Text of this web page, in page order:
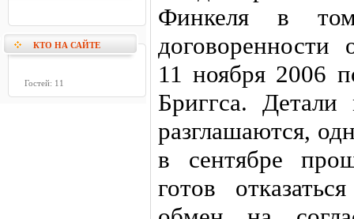
КТО НА САЙТЕ
Гостей: 11
Финкеля в
договоренности
11 ноября 2006
Бриггса.
разглашаются,
в сентябре
готов